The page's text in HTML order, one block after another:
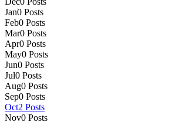
Jan0 Posts
Feb0 Posts
Mar0 Posts
Apr0 Posts
May0 Posts
Jun0 Posts
Jul0 Posts
Aug0 Posts
Sep0 Posts
Oct2 Posts
Nov0 Posts